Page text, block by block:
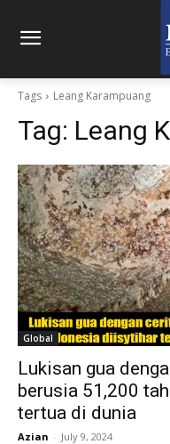
Tags Leang Karampuang
Tag: Leang
Global
Lukisan gua
berusia 51,200
tertua di dunia
Azian - July 9, 2024